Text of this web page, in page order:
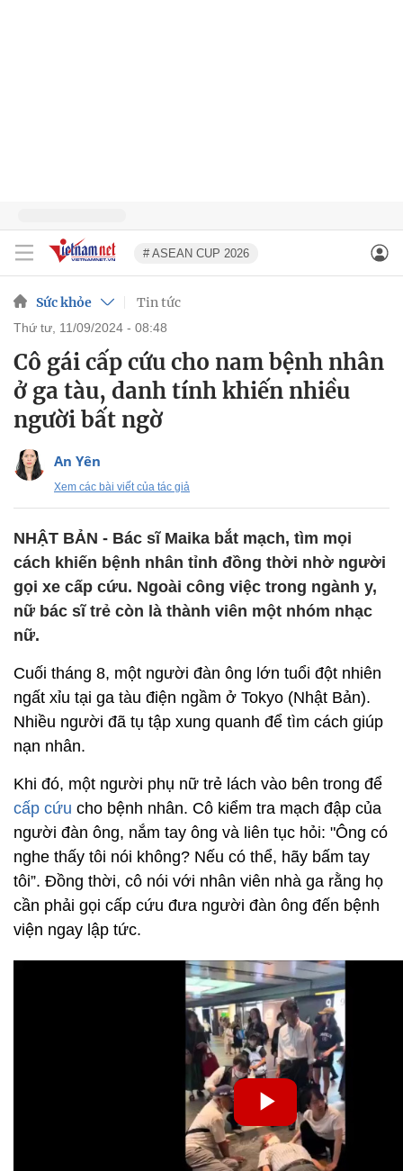
# ASEAN CUP 2026
Sức khỏe Tin tức
thứ tư, 11/09/2024 - 08:48
Cô gái cấp cứu cho nam bệnh nhân
ở ga tàu, danh tính khiến nhiều
người bất ngờ
An Yên
Xem các bài viết của tác giả
NHẬT BẢN - Bác sĩ Maika bắt mạch, tìm mọi
cách khiến bệnh nhân tỉnh đồng thời nhờ người
gọi xe cấp cứu. Ngoài công việc trong ngành y,
nữ bác sĩ trẻ còn là thành viên một nhóm nhạc
nữ.
Cuối tháng 8, một người đàn ông lớn tuổi đột nhiên
ngất xỉu tại ga tàu điện ngầm ở Tokyo (Nhật Bản).
Nhiều người đã tụ tập xung quanh để tìm cách giúp
nạn nhân.
Khi đó, một người phụ nữ trẻ lách vào bên trong để
cấp cứu cho bệnh nhân. Cô kiểm tra mạch đập của
người đàn ông, nắm tay ông và liên tục hỏi: "Ông có
nghe thấy tôi nói không? Nếu có thể, hãy bấm tay
tôi”. Đồng thời, cô nói với nhân viên nhà ga rằng họ
cần phải gọi cấp cứu đưa người đàn ông đến bệnh
viện ngay lập tức.